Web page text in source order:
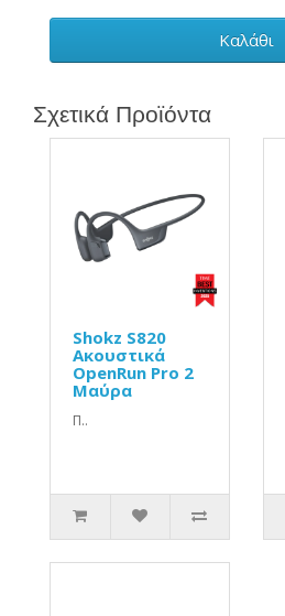
Καλάθι
Σχετικά Προϊόντα
Shokz S820
Ακουστικά
OpenRun Pro 2
Μαύρα
Π..